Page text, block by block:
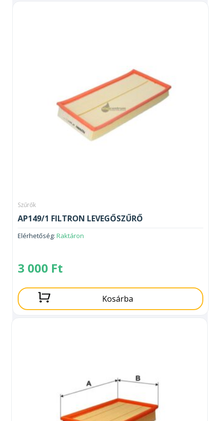
Szűrők
AP149/1 FILTRON LEVEGŐSZŰRŐ
Elérhetőség: Raktáron
3 000 Ft
Kosárba